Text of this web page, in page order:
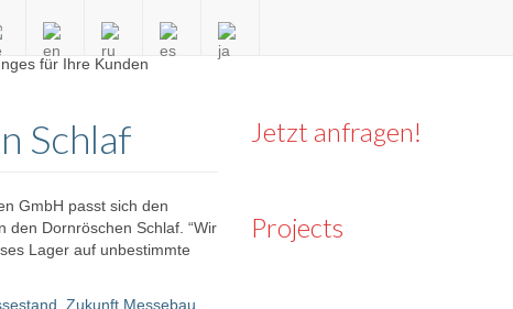
Schlaf
GmbH passt sich den
den Dornröschen Schlaf. “Wir
Lager auf unbestimmte
Zukunft Messebau
Jetzt anfragen!
Projects